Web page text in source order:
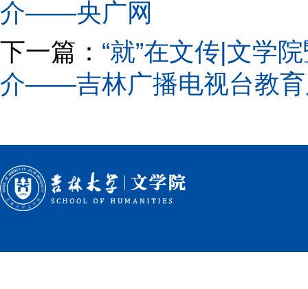
介——央广网
下一篇： “就”在文传|文学
介——吉林广播电视台教